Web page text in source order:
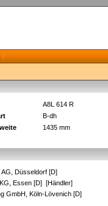
A8L 614 R
B-dh
1435 mm
Düsseldorf [D]
Essen [D] [Händler]
GmbH, Köln-Lövenich [D]